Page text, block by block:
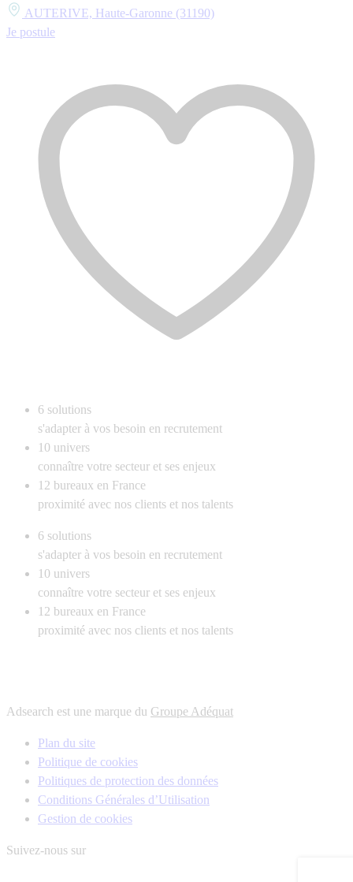
AUTERIVE, Haute-Garonne (31190)
Je postule
6 solutions
s'adapter à vos besoin en recrutement
10 univers
connaître votre secteur et ses enjeux
12 bureaux en France
proximité avec nos clients et nos talents
6 solutions
s'adapter à vos besoin en recrutement
10 univers
connaître votre secteur et ses enjeux
12 bureaux en France
proximité avec nos clients et nos talents
Adsearch est une marque du Groupe Adéquat
Plan du site
Politique de cookies
Politiques de protection des données
Conditions Générales d’Utilisation
Gestion de cookies
Suivez-nous sur